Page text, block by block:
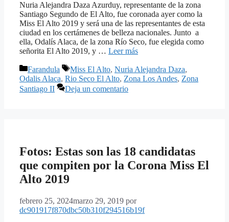
Nuria Alejandra Daza Azurduy, representante de la zona
Santiago Segundo de El Alto, fue coronada ayer como la
Miss El Alto 2019 y será una de las representantes de esta
ciudad en los certámenes de belleza nacionales. Junto a
ella, Odalís Alaca, de la zona Río Seco, fue elegida como
señorita El Alto 2019, y … Leer más
Categorías
Farandula Etiquetas
Miss El Alto, Nuria Alejandra Daza,
Odalis Alaca, Rio Seco El Alto, Zona Los Andes, Zona
Santiago II
Deja un comentario
Fotos: Estas son las 18 candidatas
que compiten por la Corona Miss El
Alto 2019
febrero 25, 2024marzo 29, 2019 por
dc901917f870dbc50b310f294516b19f